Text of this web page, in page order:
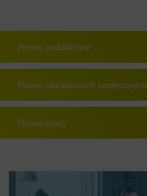
Prawo podatkowe
Prawo ubezpieczeń społecznych
Prawo pracy